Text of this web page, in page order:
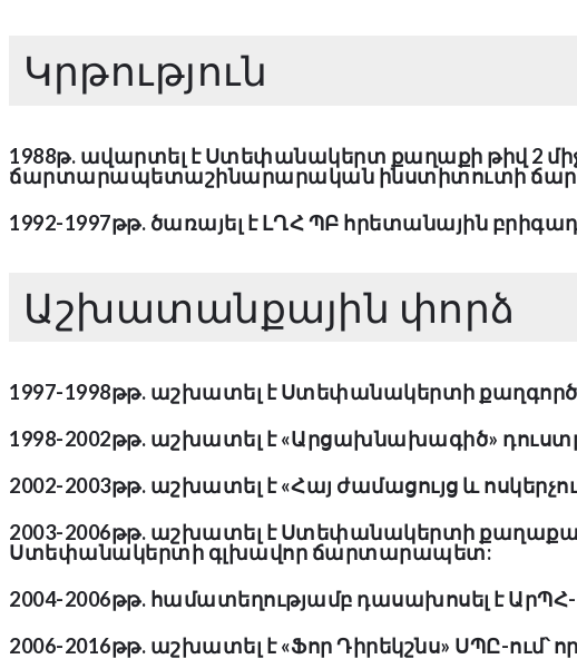
Կրթություն
1988թ. ավարտել է Ստեփանակերտ քաղաքի թիվ 2
ճարտարապետաշինարարական ինստիտուտի
1992-1997թթ. ծառայել է ԼՂՀ ՊԲ հրետանային
Աշխատանքային փորձ
1997-1998թթ. աշխատել է Ստեփանակերտի
1998-2002թթ. աշխատել է «Արցախնախագիծ»
2002-2003թթ. աշխատել է «Հայ ժամացույց և
2003-2006թթ. աշխատել է Ստեփանակերտի
Ստեփանակերտի գլխավոր ճարտարապետ:
2004-2006թթ. համատեղությամբ դասախոսել է ԱրՊՀ-
2006-2016թթ. աշխատել է «Ֆոր Դիրեկշնս» ՍՊԸ-ում՝